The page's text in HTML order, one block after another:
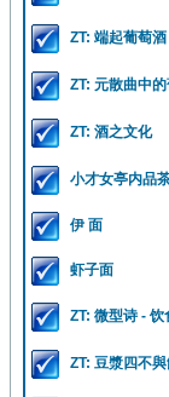
ZT: 端起葡萄
ZT: 元散曲中
ZT: 酒之文化
小才女亭内品
伊 面
虾子面
ZT: 微型诗 -
ZT: 豆漿四不